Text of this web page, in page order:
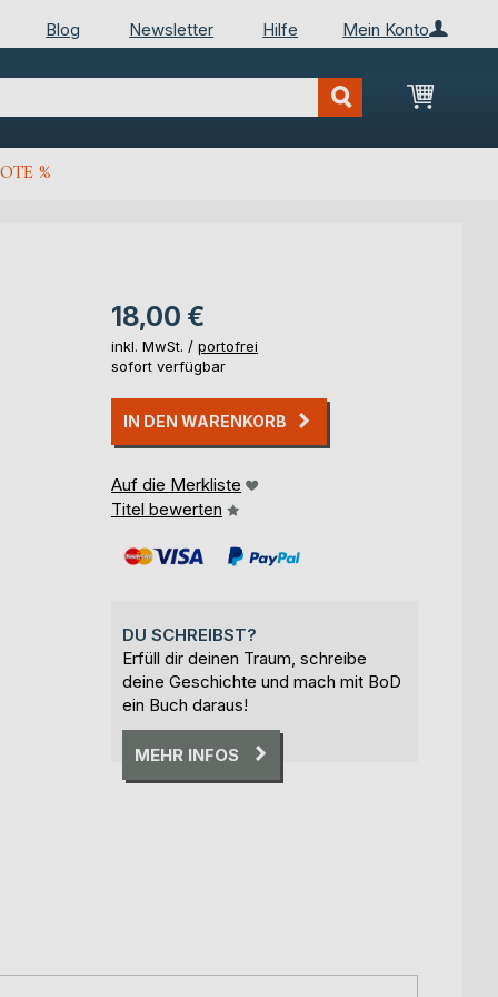
Mein Konto
Blog Newsletter Hilfe
Mein
%
18,00 €
inkl. MwSt. / portofrei
sofort verfügbar
IN DEN WARENKORB
Auf die Merkliste
Titel bewerten
DU SCHREIBST?
Erfüll dir deinen Traum, schreibe
deine Geschichte und mach mit BoD
ein Buch daraus!
MEHR INFOS